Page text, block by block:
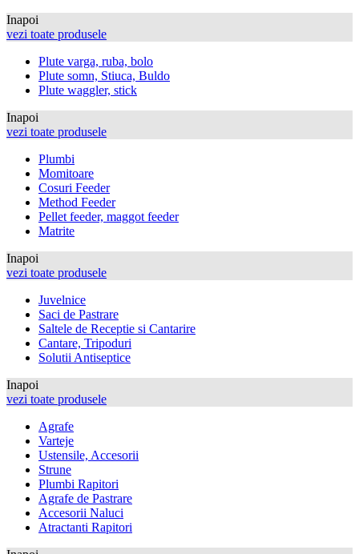
Inapoi
vezi toate produsele
Plute varga, ruba, bolo
Plute somn, Stiuca, Buldo
Plute waggler, stick
Inapoi
vezi toate produsele
Plumbi
Momitoare
Cosuri Feeder
Method Feeder
Pellet feeder, maggot feeder
Matrite
Inapoi
vezi toate produsele
Juvelnice
Saci de Pastrare
Saltele de Receptie si Cantarire
Cantare, Tripoduri
Solutii Antiseptice
Inapoi
vezi toate produsele
Agrafe
Varteje
Ustensile, Accesorii
Strune
Plumbi Rapitori
Agrafe de Pastrare
Accesorii Naluci
Atractanti Rapitori